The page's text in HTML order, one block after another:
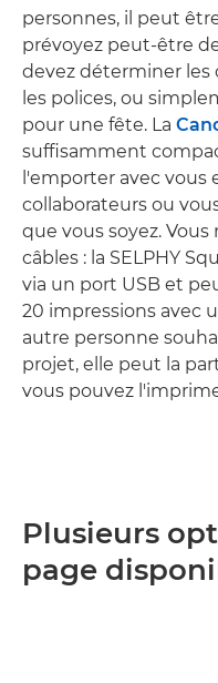
personnes, il peut
prévoyez peut-être
devez déterminer les
les polices, ou
pour une fête. La
suffisamment
l'emporter avec vous
collaborateurs ou
que vous soyez. Vous
câbles : la SELPHY
via un port USB et
20 impressions avec
autre personne
projet, elle peut la
vous pouvez
Plusieurs
page